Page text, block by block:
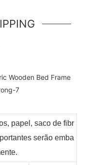
papel, saco de fibr
serão emba